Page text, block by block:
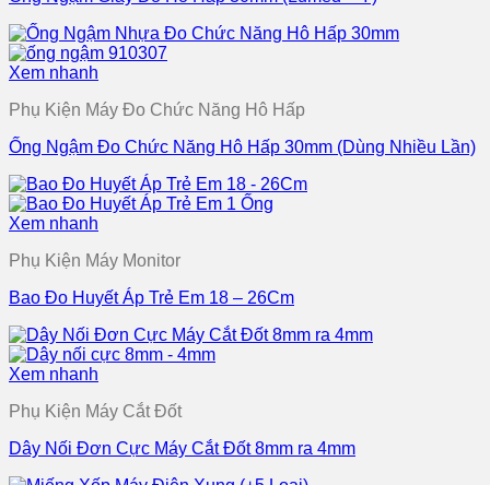
Xem nhanh
Phụ Kiện Máy Đo Chức Năng Hô Hấp
Ống Ngậm Đo Chức Năng Hô Hấp 30mm (Dùng Nhiều Lần)
Xem nhanh
Phụ Kiện Máy Monitor
Bao Đo Huyết Áp Trẻ Em 18 – 26Cm
Xem nhanh
Phụ Kiện Máy Cắt Đốt
Dây Nối Đơn Cực Máy Cắt Đốt 8mm ra 4mm